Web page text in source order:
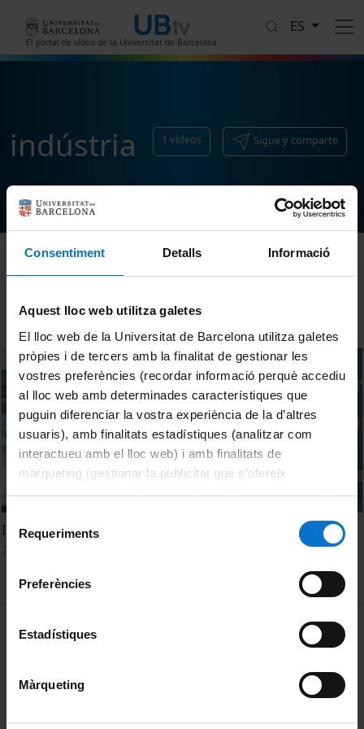
Consentiment Detalls Informació
Aquest lloc web utilitza galetes
El lloc web de la Universitat de Barcelona utilitza galetes
pròpies i de tercers amb la finalitat de gestionar les
vostres preferències (recordar informació perquè accediu
al lloc web amb determinades característiques que
puguin diferenciar la vostra experiència de la d’altres
usuaris), amb finalitats estadístiques (analitzar com
interactueu amb el lloc web) i amb finalitats de
màrqueting (gestionar la publicitat que s’ofereix
adequant-la en funció dels vostres hàbits de navegació).
consultar laPolítica de galetes del lloc web de la
Selecció
Requeriments
Preferències
Estadístiques
Màrqueting
El portal de vídeo de la Universitat de Barcelona
ES
indústria 1 vídeos Sigue y comparte
Ordenar
Industrial organization and the energy sector
MENÚ PEU 1
Política de Cookies
Privacidad y términos